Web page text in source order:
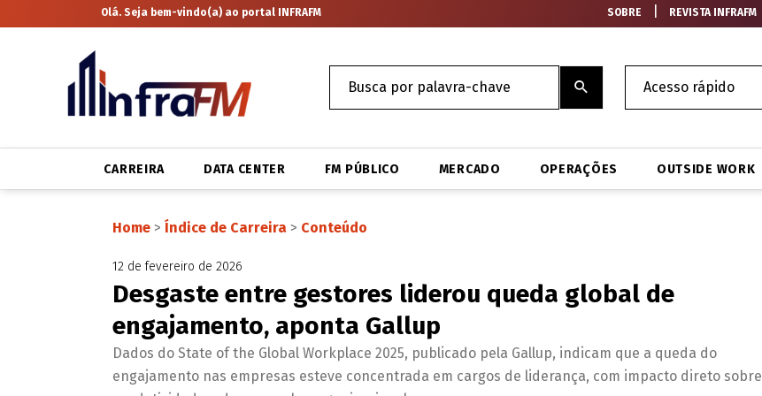
Olá. Seja bem-vindo(a) ao portal INFRAFM SOBRE REVISTA INFRAFM
CARREIRA DATA CENTER FM PÚBLICO MERCADO OPERAÇÕES OUTSIDE WORK
Home> Índice de Carreira > Conteúdo
12 de fevereiro de 2026
Desgaste entre gestores liderou queda global de
engajamento, aponta Gallup
Dados do State of the Global Workplace 2025, publicado pela Gallup, indicam que a queda do
engajamento nas empresas esteve concentrada em cargos de liderança, com impacto direto sobre